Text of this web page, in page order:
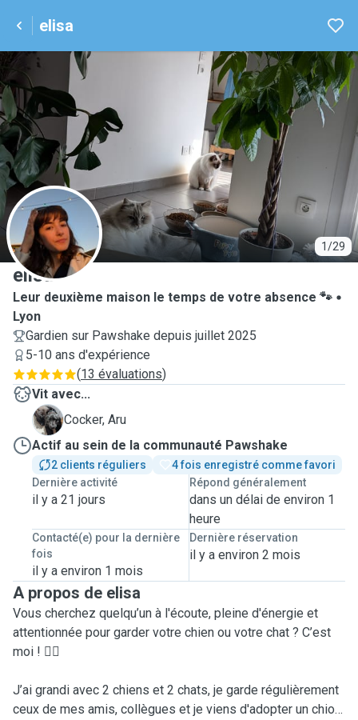
elisa
1/29
E
elisa
Leur deuxième maison le temps de votre absence 🐾
Lyon
Gardien sur Pawshake depuis juillet 2025
5-10 ans d'expérience
(13 évaluations)
Vit avec...
A
Cocker, Aru
Actif au sein de la communauté Pawshake
2 clients réguliers
4 fois enregistré comme favori
Dernière activité
il y a 21 jours
Répond généralement
dans un délai de environ 1
heure
Contacté(e) pour la dernière
fois
il y a environ 1 mois
Dernière réservation
il y a environ 2 mois
A propos de elisa
Vous cherchez quelqu’un à l'écoute, pleine d'énergie et
attentionnée pour garder votre chien ou votre chat ? C’est
moi ! 🙋‍♀️
J’ai grandi avec 2 chiens et 2 chats, je garde régulièrement
ceux de mes amis, collègues et je viens d'adopter un chiot